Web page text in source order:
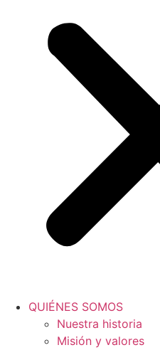
QUIÉNES SOMOS
Nuestra historia
Misión y valores